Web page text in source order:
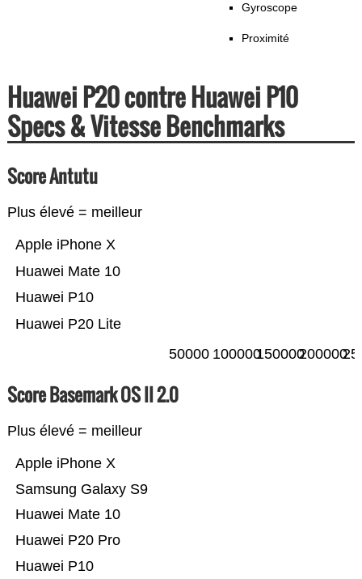
Gyroscope
Proximité
Huawei P20 contre Huawei P10
Specs & Vitesse Benchmarks
Score Antutu
Plus élevé = meilleur
Huawei P20 Lite
Huawei P10
Huawei Mate 10
Apple iPhone X
50000 100000150000200000
Score Basemark OS II 2.0
Plus élevé = meilleur
Huawei P10
Huawei P20 Pro
Huawei Mate 10
Samsung Galaxy S9
Apple iPhone X